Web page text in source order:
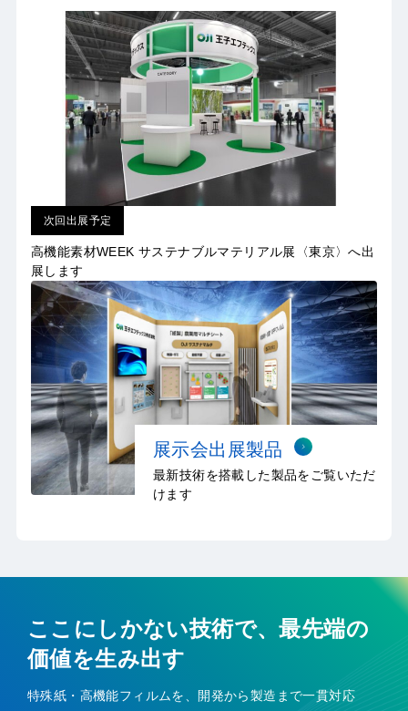
次回出展予定
高機能素材WEEK サステナブルマテリアル展〈東京〉へ出
展します
展示会出展製品
最新技術を搭載した製品をご覧いただ
けます
ここにしかない技術で、最先端の
価値を生み出す
特殊紙・高機能フィルムを、開発から製造まで一貫対応